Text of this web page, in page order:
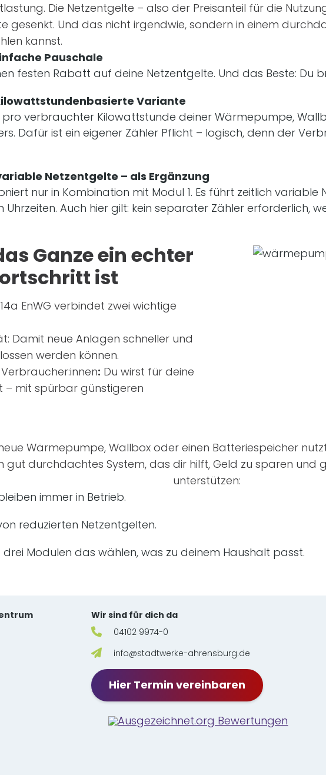
Die Netzentgelte – also der Preisanteil für die
gesenkt. Und das nicht irgendwie, sondern in einem
kannst.
Pauschale
festen Rabatt auf deine Netzentgelte. Und das Beste: Du
Variante
pro verbrauchter Kilowattstunde deiner Wärmepumpe,
Dafür ist ein eigener Zähler Pflicht – logisch, denn der
Netzentgelte – als Ergänzung
nur in Kombination mit Modul 1. Es führt zeitlich variable
Uhrzeiten. Auch hier gilt: kein separater Zähler erforderlich,
Ganze ein echter
ist
EnWG verbindet zwei wichtige
Damit neue Anlagen schneller und
werden können.
: Du wirst für deine
– mit spürbar günstigeren
Wärmepumpe, Wallbox oder einen Batteriespeicher
gut durchdachtes System, das dir hilft, Geld zu sparen und
unterstützen:
immer in Betrieb.
reduzierten Netzentgelten.
drei Modulen das wählen, was zu deinem Haushalt passt.
Wir sind für dich da
04102 9974-0
info@stadtwerke-ahrensburg.de
Hier Termin vereinbaren